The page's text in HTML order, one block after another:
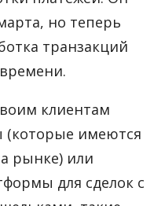
но теперь
транзакций
клиентам
(которые имеются
рынке) или
для сделок с